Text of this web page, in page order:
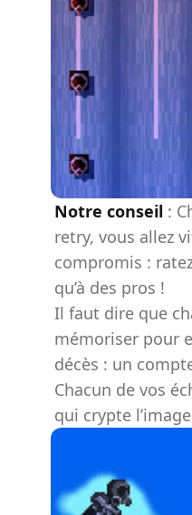
Notre conseil :
retry, vous allez
compromis :
qu’à des pros !
Il faut dire que
mémoriser pour
décès : un
Chacun de vos
qui crypte